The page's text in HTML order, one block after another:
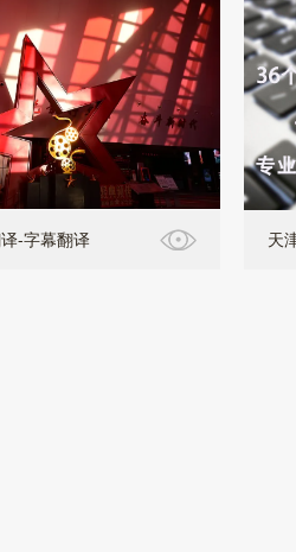
-字幕翻译 天